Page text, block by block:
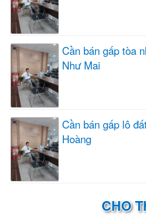
Cần bán gấp tòa
Như Mai
Cần bán gấp lô
Hoàng
CHO